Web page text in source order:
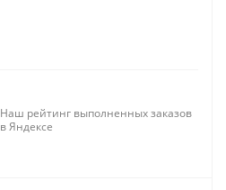
Наш рейтинг выполненных заказов
в Яндексе